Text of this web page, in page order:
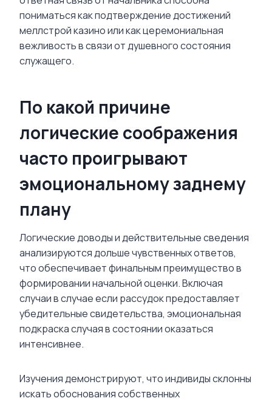
пониматься как подтверждение достижений
меллстрой казино или как церемониальная
вежливость в связи от душевного состояния
служащего.
По какой причине
логические соображения
часто проигрывают
эмоциональному заднему
плану
Логические доводы и действительные сведения
анализируются дольше чувственных ответов,
что обеспечивает финальным преимущество в
формировании начальной оценки. Включая
случаи в случае если рассудок предоставляет
убедительные свидетельства, эмоциональная
подкраска случая в состоянии оказаться
интенсивнее.
Изучения демонстрируют, что индивиды склонны
искать обоснования собственных